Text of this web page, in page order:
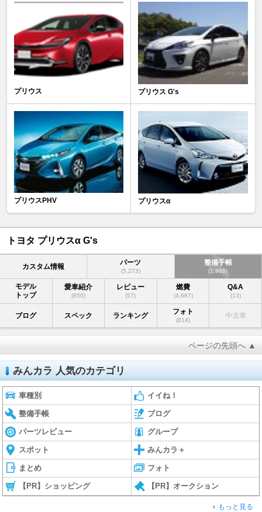
プリウス プリウス G's
プリウスPHV プリウスα
トヨタ プリウスα G's
カスタム情報 パーツ
(5,273)
整備手帳
(1,988)
モデル
トップ
愛車紹介
(650)
レビュー
(57)
燃費
(4,687)
Q&A
(13)
ブログ スペック ランキング フォト
(814)
中古車
ページの先頭へ ▲
みんカラ 人気のカテゴリ
車種別 イイね！
整備手帳 ブログ
パーツレビュー グループ
スポット みんカラ＋
まとめ フォト
【PR】ショッピング 【PR】オークション
もっと見る